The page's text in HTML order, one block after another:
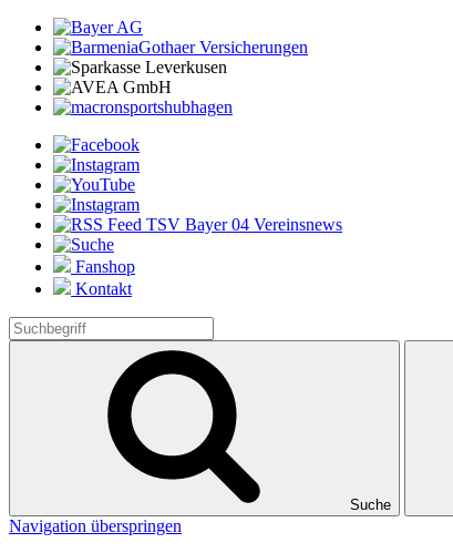
Fanshop
Kontakt
Suche
Navigation überspringen